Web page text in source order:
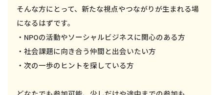
そんな方にとって、新たな視点やつながりが生まれる場
になるはずです。
・NPOの活動やソーシャルビジネスに関心のある方
・社会課題に向き合う仲間と出会いたい方
・次の一歩のヒントを探している方